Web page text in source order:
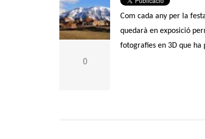
0
Com cada any per la
quedarà en exposició
fotografies en 3D que ha